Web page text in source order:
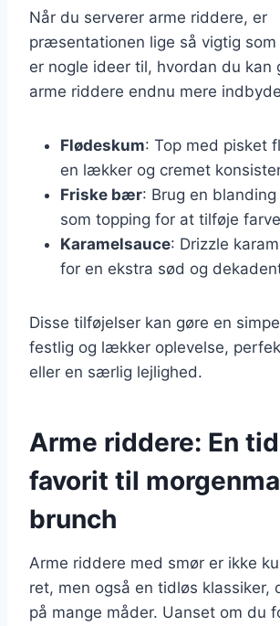
Når du serverer arme riddere, er
præsentationen lige så vigtig som
er nogle ideer til, hvordan du kan
arme riddere endnu mere
Flødeskum: Top med pisket
en lækker og cremet
Friske bær: Brug en
som topping for at tilføje
Karamelsauce: Drizzle
for en ekstra sød og
Disse tilføjelser kan gøre en
festlig og lækker oplevelse,
eller en særlig lejlighed.
Arme riddere: En
favorit til
brunch
Arme riddere med smør er ikke
ret, men også en tidløs klassiker,
på mange måder. Uanset om du